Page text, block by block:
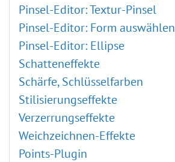
Pinsel-Editor: Textur-Pinsel
Pinsel-Editor: Form auswählen
Pinsel-Editor: Ellipse
Schatteneffekte
Schärfe, Schlüsselfarben
Stilisierungseffekte
Verzerrungseffekte
Weichzeichnen-Effekte
Points-Plugin